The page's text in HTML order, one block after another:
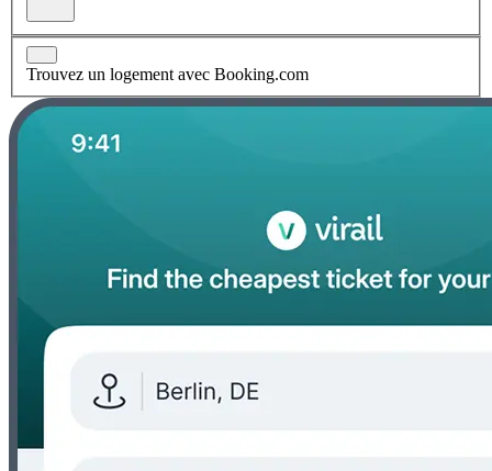
Trouvez un logement avec Booking.com